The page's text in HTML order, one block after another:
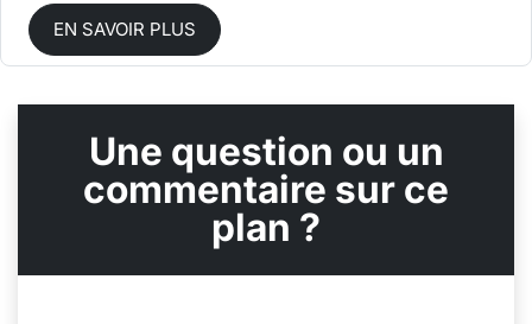
EN SAVOIR PLUS
Une question ou un
commentaire sur ce
plan ?